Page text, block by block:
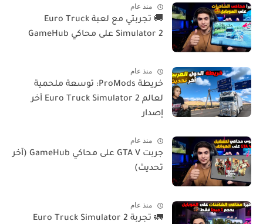
منذ عام
🚚 تجربتي مع لعبة Euro Truck
Simulator 2 على محاكي GameHub
منذ عام
خريطة ProMods: توسعة ملحمية
لعالم Euro Truck Simulator 2 أخر
إصدار
منذ عام
جربت GTA V على محاكي GameHub (آخر
تحديث)
منذ عام
🚛 تجربة Euro Truck Simulator 2